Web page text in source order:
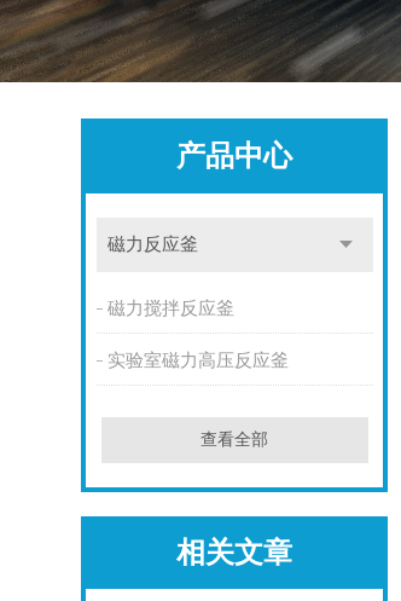
产品中心
磁力反应釜
磁力搅拌反应釜
实验室磁力高压反应釜
查看全部
相关文章